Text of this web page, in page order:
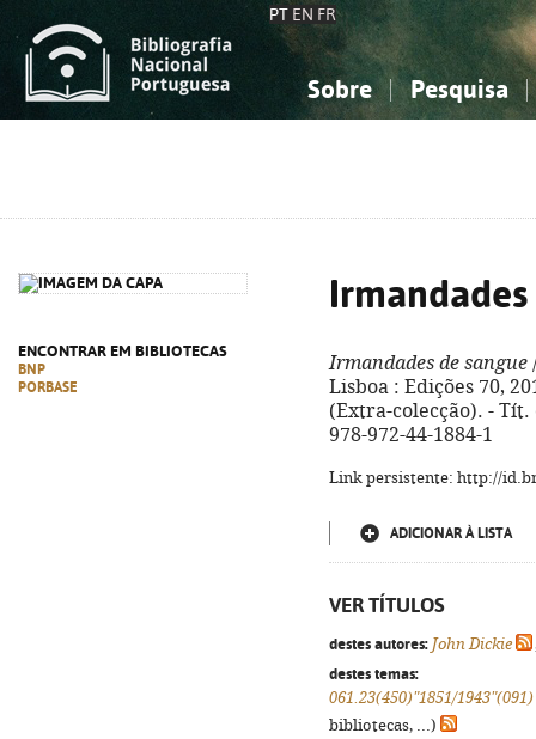
PT EN FR
Sobre Pesquisa
ENCONTRAR EM BIBLIOTECAS
BNP
PORBASE
Irmandades de sangue
Lisboa : Edições 70,
(Extra-colecção). -
978-972-44-1884-1
Link persistente: http://
ADICIONAR À LISTA
VER TÍTULOS
destes autores: John Dickie
destes temas:
061.23(450)"1851/1943"(091)
bibliotecas, ...)